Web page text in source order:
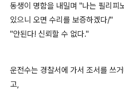
동생이 명함을 내밀며 "나는 필리피
있으니 오면 수리를 보증하겠다/"
"안된다! 신뢰할 수 없다."
운전수는 경찰서에 가서 조서를 쓰
고,